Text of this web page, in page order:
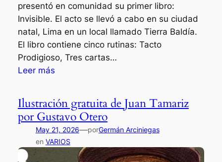
presentó en comunidad su primer libro:
Invisible. El acto se llevó a cabo en su ciudad
natal, Lima en un local llamado Tierra Baldía.
El libro contiene cinco rutinas: Tacto
Prodigioso, Tres cartas…
Leer más:
v
i
s
i
Ilustración gratuita de Juan Tamariz
por Gustavo Otero
May 21, 2026—porGermán Arciniegas
en VARIOS